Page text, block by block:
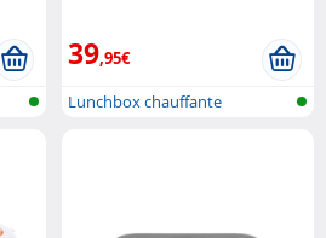
39,95€
Lunchbox chauffante